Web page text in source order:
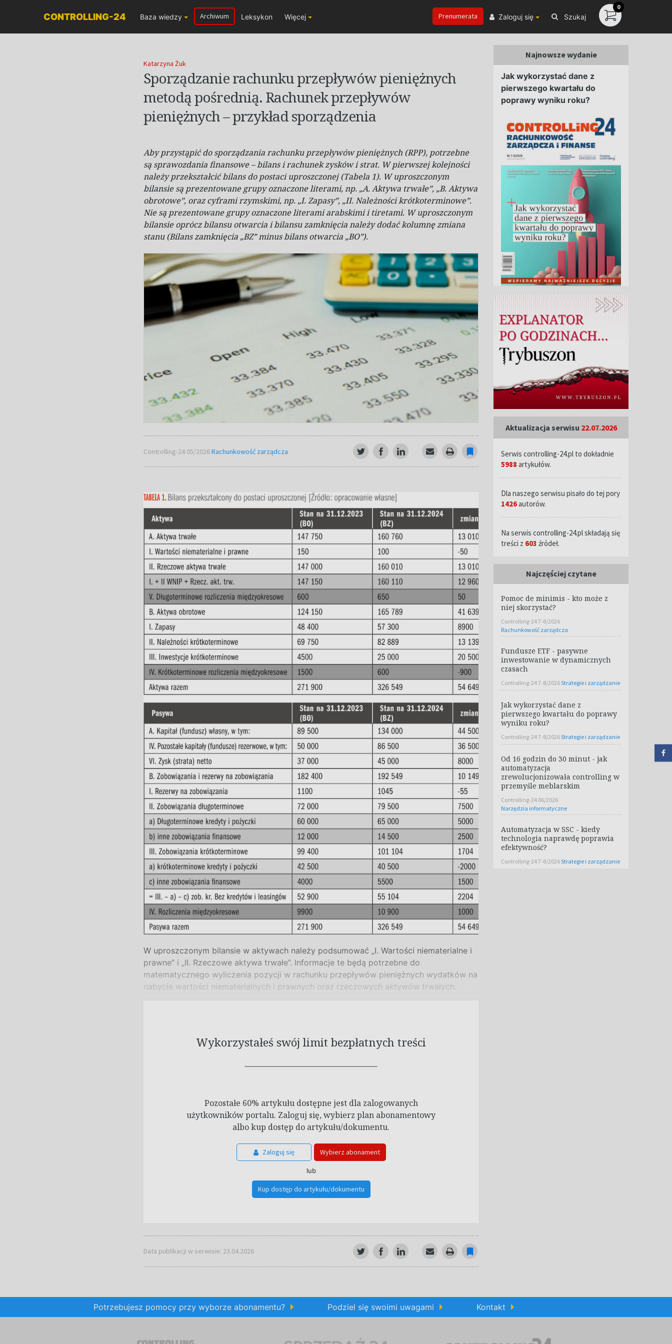
CONTROLLING-24 Baza wiedzy Archiwum Leksykon Więcej Prenumerata Zaloguj się Szukaj
0
Katarzyna Żuk
Sporządzanie rachunku przepływów pieniężnych
metodą pośrednią. Rachunek przepływów
pieniężnych – przykład sporządzenia
Aby przystąpić do sporządzania rachunku przepływów pieniężnych (RPP), potrzebne
są sprawozdania finansowe – bilans irachunek zysków i strat. W pierwszej kolejności
należy przekształcić bilans do postaci uproszczonej (Tabela 1). W uproszczonym
bilansie są prezentowane grupy oznaczone literami, np. „A. Aktywa trwałe”, „B. Aktywa
obrotowe”, oraz cyframi rzymskimi, np. „I. Zapasy”, „II. Należności krótkoterminowe”.
Nie są prezentowane grupy oznaczone literami arabskimi i tiretami. W uproszczonym
bilansie oprócz bilansu otwarcia ibilansu zamknięcia należy dodać kolumnę zmiana
stanu (Bilans zamknięcia „BZ” minus bilans otwarcia „BO”).
Controlling-24 05/2026Rachunkowość zarządcza
W uproszczonym bilansie w aktywach należy podsumować „I. Wartości niematerialne i
prawne” i „II. Rzeczowe aktywa trwałe”. Informacje te będą potrzebne do
matematycznego wyliczenia pozycji w rachunku przepływów pieniężnych wydatków na
nabycie wartości niematerialnych i prawnych oraz rzeczowych aktywów trwałych.
Wykorzystałeś swój limit bezpłatnych treści
Pozostałe 60% artykułu dostępne jest dla zalogowanych
użytkowników portalu. Zaloguj się, wybierz plan abonamentowy
albo kup dostęp do artykułu/dokumentu.
Zaloguj się Wybierz abonament
lub
Kup dostęp do artykułu/dokumentu
Data publikacji w serwisie: 23.04.2026
Najnowsze wydanie
Jak wykorzystać dane z
pierwszego kwartału do
poprawy wyniku roku?
Aktualizacja serwisu 22.07.2026
Serwis controlling-24.pl to dokładnie
5988 artykułów.
Dla naszego serwisu pisało do tej pory
1426autorów.
Na serwis controlling-24.pl składają się
treści z 603 źródeł.
Najczęściej czytane
Pomoc de minimis - kto może z
niej skorzystać?
Controlling-24 7-8/2026
Rachunkowość zarządcza
Fundusze ETF - pasywne
inwestowanie w dynamicznych
czasach
Controlling-24 7-8/2026Strategie i zarządzanie
Jak wykorzystać dane z
pierwszego kwartału do poprawy
wyniku roku?
Controlling-24 7-8/2026Strategie i zarządzanie
Od 16 godzin do 30 minut - jak
automatyzacja
zrewolucjonizowała controlling w
przemyśle meblarskim
Controlling-24 06/2026
Narzędzia informatyczne
Automatyzacja w SSC - kiedy
technologia naprawdę poprawia
efektywność?
Controlling-24 7-8/2026Strategie i zarządzanie
Potrzebujesz pomocy przy wyborze abonamentu? Podziel się swoimi uwagami Kontakt